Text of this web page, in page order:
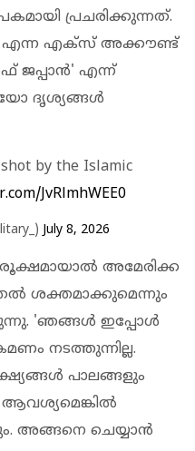
പ്രചരിക്കുന്നത്.
എന്ന എക്സ് അക്കൗണ്ട്
ഓഫ് ജപ്പാൻ' എന്ന്
ദൃശ്യങ്ങൾ
by the Islamic
JvRlmhWEE0
July 8, 2026
അമേരിക്ക
ശക്തമാക്കുമെന്നും
'ഞങ്ങൾ ഇപ്പോൾ
നടത്തുന്നില്ല.
പാലങ്ങളും
ചെയ്യാൻ